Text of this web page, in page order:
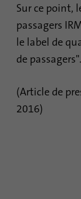
Sur ce point,
passagers
le label de
de passagers".
(Article de
2016)